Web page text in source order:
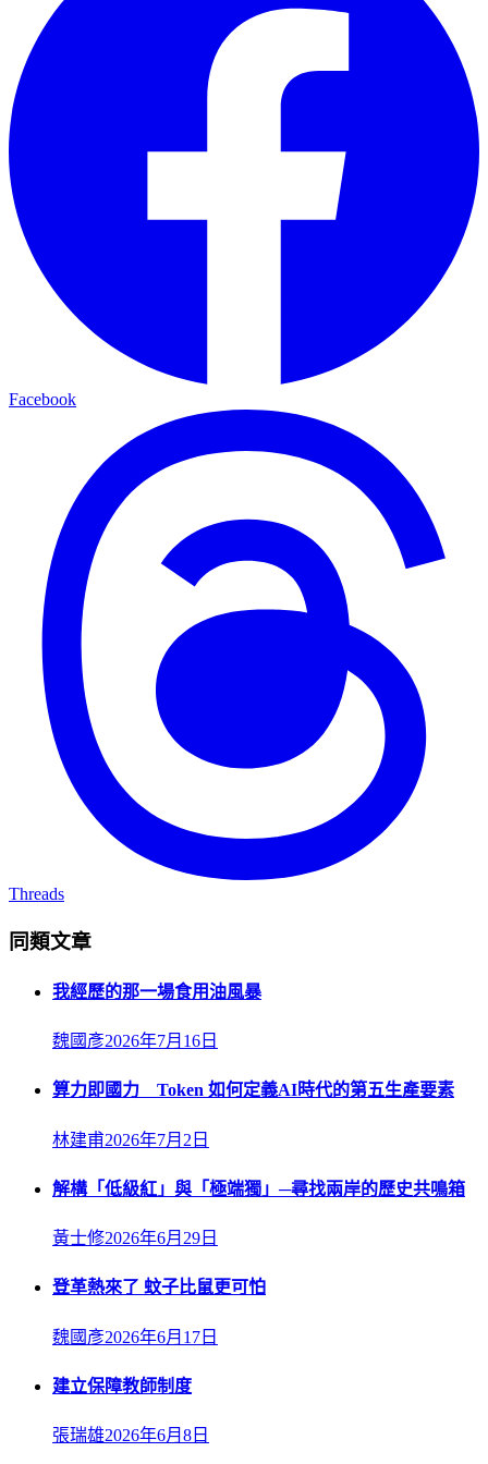
Facebook
Threads
同類文章
我經歷的那一場食用油風暴
魏國彥2026年7月16日
算力即國力 Token 如何定義AI時代的第五生產要素
林建甫2026年7月2日
解構「低級紅」與「極端獨」─尋找兩岸的歷史共鳴箱
黃士修2026年6月29日
登革熱來了 蚊子比鼠更可怕
魏國彥2026年6月17日
建立保障教師制度
張瑞雄2026年6月8日